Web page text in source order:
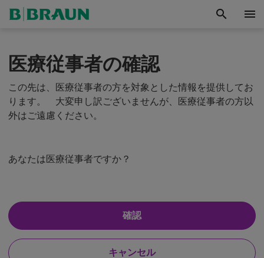
search menu
バ
イ
医療従事者の確認
この先は、医療従事者の方を対象とした情報を提供してお
ります。 大変申し訳ございませんが、医療従事者の方以
外はご遠慮ください。
あなたは医療従事者ですか？
確認は
た
キャンセルい